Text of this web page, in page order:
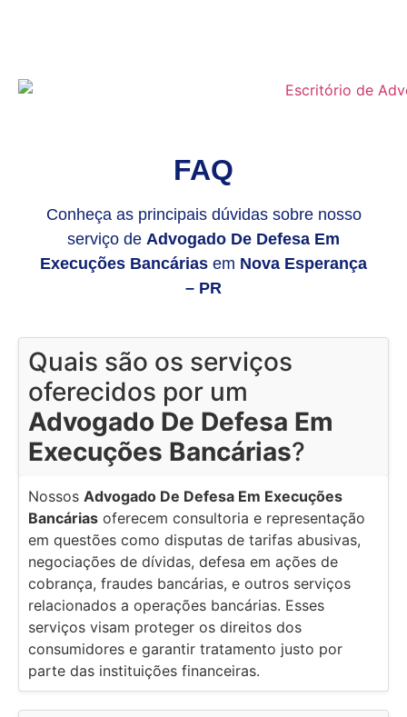
FAQ
Conheça as principais dúvidas sobre nosso
serviço de Advogado De Defesa Em
Execuções Bancárias em Nova Esperança
– PR
Quais são os serviços
oferecidos por um
Advogado De Defesa Em
Execuções Bancárias?
Nossos Advogado De Defesa Em Execuções
Bancárias oferecem consultoria e representação
em questões como disputas de tarifas abusivas,
negociações de dívidas, defesa em ações de
cobrança, fraudes bancárias, e outros serviços
relacionados a operações bancárias. Esses
serviços visam proteger os direitos dos
consumidores e garantir tratamento justo por
parte das instituições financeiras.